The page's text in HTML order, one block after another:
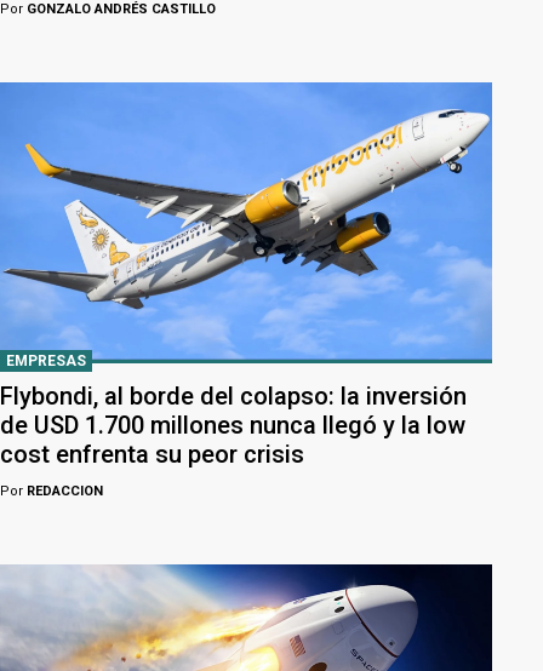
Por GONZALO ANDRÉS CASTILLO
EMPRESAS
Flybondi, al borde del colapso: la inversión
de USD 1.700 millones nunca llegó y la low
cost enfrenta su peor crisis
Por REDACCION